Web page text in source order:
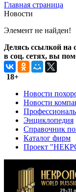
Главная страница
Новости
Элемент не найден!
Делясь ссылкой на
в соц. сетях, вы
18+
Новости
Новости
Энциклопедия
Справочник
Каталог фирм
Проект